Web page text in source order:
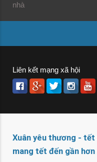
nhà
Liên kết mạng xã hội
Xuân yêu thương -
mang tết đến gần hơn